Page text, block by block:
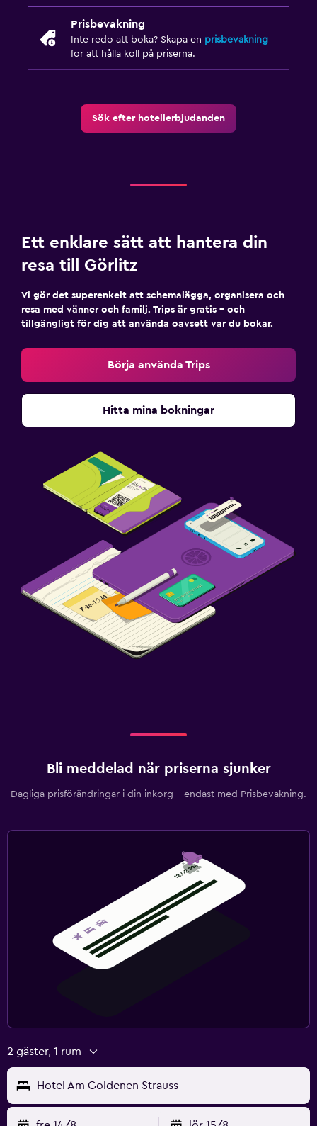
Prisbevakning
Inte redo att boka? Skapa en prisbevakning
för att hålla koll på priserna.
Sök efter hotellerbjudanden
Ett enklare sätt att hantera din
resa till Görlitz
Vi gör det superenkelt att schemalägga, organisera och
resa med vänner och familj. Trips är gratis – och
tillgängligt för dig att använda oavsett var du bokar.
Börja använda Trips
Hitta mina bokningar
Bli meddelad när priserna sjunker
Dagliga prisförändringar i din inkorg – endast med Prisbevakning.
2 gäster, 1 rum
Hotel Am Goldenen Strauss